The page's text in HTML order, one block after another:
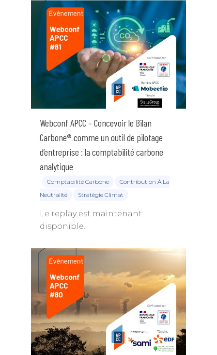
Webconf APCC – Concevoir le Bilan
Carbone® comme un outil de pilotage
d’entreprise : la comptabilité carbone
analytique
Comptabilité Carbone
Contribution À La
Neutralité
Stratégie Climat
Le replay est maintenant
disponible.